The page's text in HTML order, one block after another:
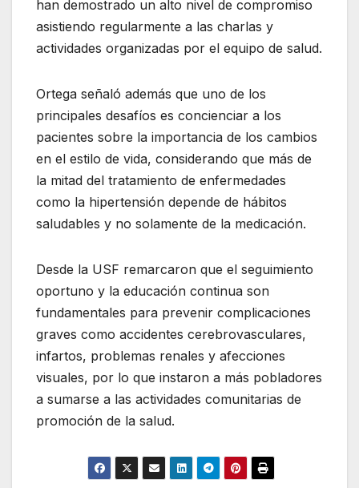
han demostrado un alto nivel de compromiso
asistiendo regularmente a las charlas y
actividades organizadas por el equipo de salud.
Ortega señaló además que uno de los
principales desafíos es concienciar a los
pacientes sobre la importancia de los cambios
en el estilo de vida, considerando que más de
la mitad del tratamiento de enfermedades
como la hipertensión depende de hábitos
saludables y no solamente de la medicación.
Desde la USF remarcaron que el seguimiento
oportuno y la educación continua son
fundamentales para prevenir complicaciones
graves como accidentes cerebrovasculares,
infartos, problemas renales y afecciones
visuales, por lo que instaron a más pobladores
a sumarse a las actividades comunitarias de
promoción de la salud.